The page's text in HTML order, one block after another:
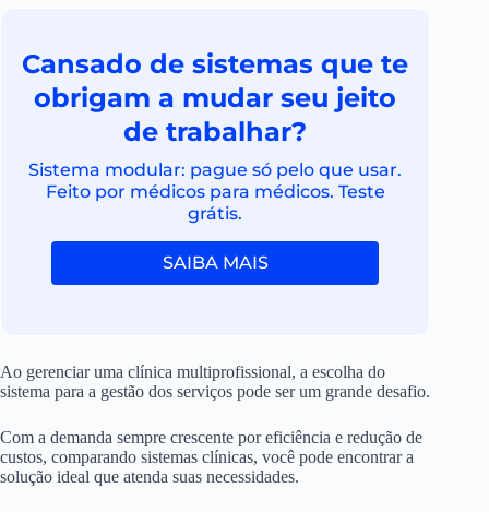
Cansado de sistemas que te
obrigam a mudar seu jeito
de trabalhar?
Sistema modular: pague só pelo que usar.
Feito por médicos para médicos. Teste
grátis.
SAIBA MAIS
Ao gerenciar uma clínica multiprofissional, a escolha do
sistema para a gestão dos serviços pode ser um grande desafio.
Com a demanda sempre crescente por eficiência e redução de
custos, comparando sistemas clínicas, você pode encontrar a
solução ideal que atenda suas necessidades.